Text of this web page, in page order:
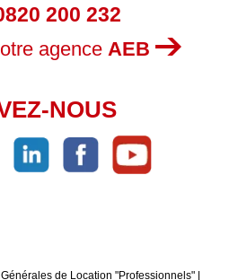
200 232
agence AEB
NOUS
de Location "Professionnels"